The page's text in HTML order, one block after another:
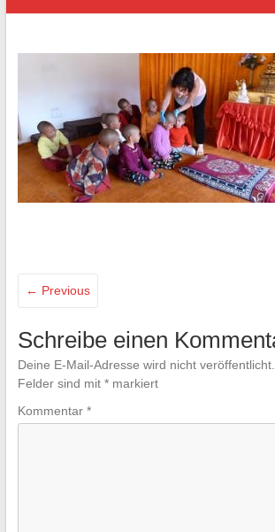
← Previous
Schreibe einen
Deine E-Mail-Adresse wird nicht veröffentlicht.
Felder sind mit *markiert
Kommentar *